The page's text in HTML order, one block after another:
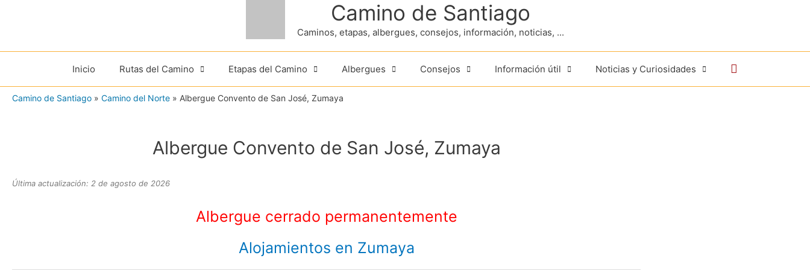
contenido
Camino de Santiago
Caminos, etapas, albergues, consejos, información, noticias, ...
Inicio Rutas del Camino Etapas del Camino Albergues Consejos Información útil Noticias y Curiosidades Buscar
Camino de Santiago » Camino del Norte » Albergue Convento de San José, Zumaya
Albergue Convento de San José, Zumaya
Última actualización: 2 de agosto de 2026
Albergue cerrado permanentemente
Alojamientos en Zumaya